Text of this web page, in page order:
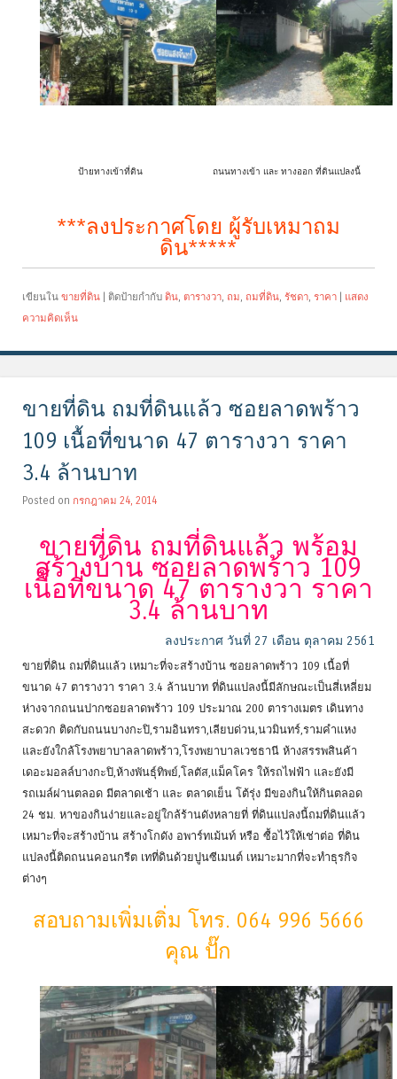
ป้ายทางเข้าที่ดิน ถนนทางเข้า และ ทางออก ที่ดินแปลงนี้
***ลงประกาศโดย ผู้รับเหมาถม
ดิน*****
เขียนใน ขายที่ดิน | ติดป้ายกำกับ ดิน ตารางวา ถม ถมที่ดิน รัชดา ราคา | แสดง
ความคิดเห็น
ขายที่ดิน ถมที่ดินแล้ว ซอยลาดพร้าว
109 เนื้อที่ขนาด 47 ตารางวา ราคา
3.4 ล้านบาท
Posted on กรกฎาคม 24, 2014
ขายที่ดิน ถมที่ดินแล้ว พร้อม
สร้างบ้าน ซอยลาดพร้าว 109
เนื้อที่ขนาด 47 ตารางวา ราคา
3.4 ล้านบาท
ลงประกาศ วันที่ 27 เดือน ตุลาคม 2561
ขายที่ดิน ถมที่ดินแล้ว เหมาะที่จะสร้างบ้าน ซอยลาดพร้าว 109 เนื้อที่
ขนาด 47 ตารางวา ราคา 3.4 ล้านบาท ที่ดินแปลงนี้มีลักษณะเป็นสี่เหลี่ยม
ห่างจากถนนปากซอยลาดพร้าว 109 ประมาณ 200 ตารางเมตร เดินทาง
สะดวก ติดกับถนนบางกะปิ,รามอินทรา,เลียบด่วน,นวมินทร์,รามคำแหง
และยังใกล้โรงพยาบาลลาดพร้าว,โรงพยาบาลเวชธานี ห้างสรรพสินค้า
เดอะมอลล์บางกะปิ,ห้างพันธุ์ทิพย์,โลตัส,แม็คโคร ให้รถไฟฟ้า และยังมี
รถเมล์ผ่านตลอด มีตลาดเช้า และ ตลาดเย็น โต้รุ่ง มีของกินให้กินตลอด
24 ชม. หาของกินง่ายและอยู่ใกล้ร้านดังหลายที่ ที่ดินแปลงนี้ถมที่ดินแล้ว
เหมาะที่จะสร้างบ้าน สร้างโกดัง อพาร์ทเม้นท์ หรือ ซื้อไว้ให้เช่าต่อ ที่ดิน
แปลงนี้ติดถนนคอนกรีต เทที่ดินด้วยปูนซีเมนต์ เหมาะมากที่จะทำธุรกิจ
ต่างๆ
สอบถามเพิ่มเติ่ม โทร. 064 996 5666
คุณ ปั๊ก